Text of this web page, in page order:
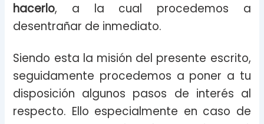
hacerlo, a la cual procedemos a
desentrañar de inmediato.
Siendo esta la misión del presente escrito,
seguidamente procedemos a poner a tu
disposición algunos pasos de interés al
respecto. Ello especialmente en caso de